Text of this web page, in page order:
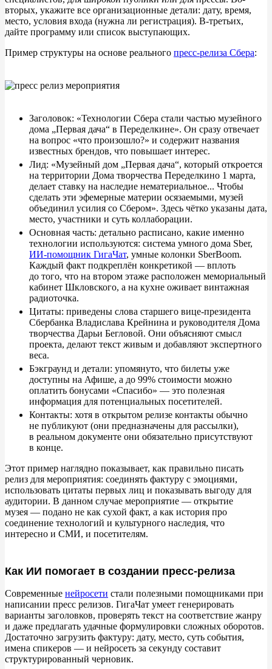
вторых, укажите все организационные детали: дату, время,
место, условия входа (нужна ли регистрация). В-третьих,
дайте программу или список выступающих.
Пример структуры на основе реального пресс-релиза Сбера:
Заголовок: «Технологии Сбера стали частью музейного
дома „Первая дача“ в Переделкине». Он сразу отвечает
на вопрос «что произошло?» и содержит названия
известных брендов, что повышает интерес.
Лид: «Музейный дом „Первая дача“, который откроется
на территории Дома творчества Переделкино 1 марта,
делает ставку на наследие нематериальное... Чтобы
сделать эти эфемерные материи осязаемыми, музей
объединил усилия со Сбером». Здесь чётко указаны дата,
место, участники и суть коллаборации.
Основная часть: детально расписано, какие именно
технологии используются: система умного дома Sber,
ИИ-помощник ГигаЧат, умные колонки SberBoom.
Каждый факт подкреплён конкретикой — вплоть
до того, что на втором этаже расположен мемориальный
кабинет Шкловского, а на кухне оживает винтажная
радиоточка.
Цитаты: приведены слова старшего вице-президента
Сбербанка Владислава Крейнина и руководителя Дома
творчества Дарьи Бегловой. Они объясняют смысл
проекта, делают текст живым и добавляют экспертного
веса.
Бэкграунд и детали: упомянуто, что билеты уже
доступны на Афише, а до 99% стоимости можно
оплатить бонусами «Спасибо» — это полезная
информация для потенциальных посетителей.
Контакты: хотя в открытом релизе контакты обычно
не публикуют (они предназначены для рассылки),
в реальном документе они обязательно присутствуют
в конце.
Этот пример наглядно показывает, как правильно писать
релиз для мероприятия: соединять фактуру с эмоциями,
использовать цитаты первых лиц и показывать выгоду для
аудитории. В данном случае мероприятие — открытие
музея — подано не как сухой факт, а как история про
соединение технологий и культурного наследия, что
интересно и СМИ, и посетителям.
Как ИИ помогает в создании пресс-релиза
Современные нейросети стали полезными помощниками при
написании пресс релизов. ГигаЧат умеет генерировать
варианты заголовков, проверять текст на соответствие жанру
и даже предлагать удачные формулировки сложных оборотов.
Достаточно загрузить фактуру: дату, место, суть события,
имена спикеров — и нейросеть за секунду составит
структурированный черновик.